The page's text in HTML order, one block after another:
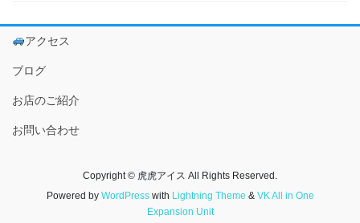
アクセス
ブログ
お店のご紹介
お問い合わせ
Copyright © 虎虎アイス All Rights Reserved.
Powered by WordPresswith Lightning Theme & VK All in One
Expansion Unit